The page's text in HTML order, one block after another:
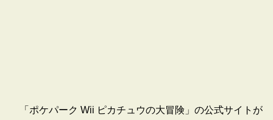
「ポケパーク Wii ピカチュウの大冒険」の公式サイトが